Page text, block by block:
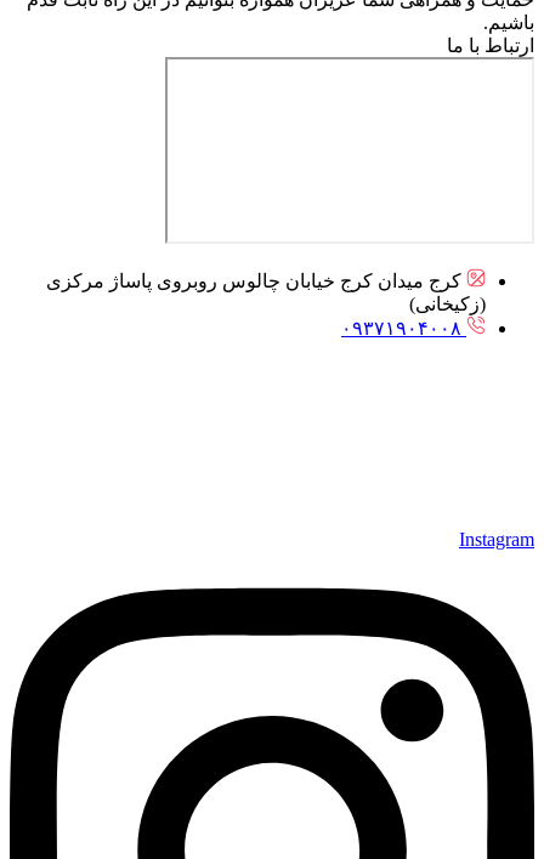
باشیم.
ارتباط با ما
کرج میدان کرج خیابان چالوس روبروی پاساژ مرکزی
(زکیخانی)
۰۹۳۷۱۹۰۴۰۰۸
Instagram